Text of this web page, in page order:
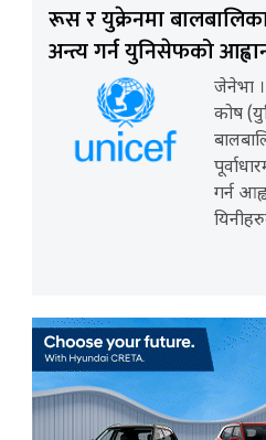
रूस र युक्रेनमा
अन्त्य गर्न युनिसेफको
जेनेभा ।
कोष
गर्न